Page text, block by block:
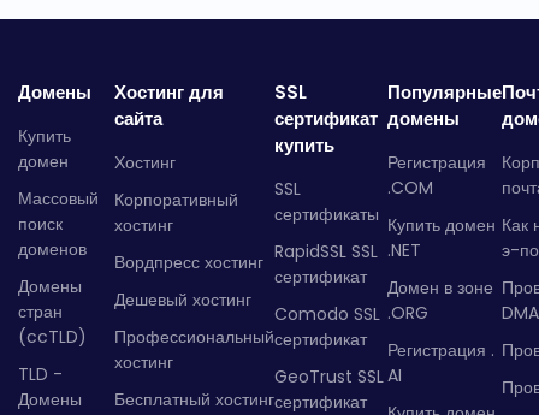
Домены
Купить
домен
Массовый
поиск
доменов
Домены
стран
(ccTLD)
TLD -
Домены
Хостинг для
сайта
Хостинг
Корпоративный
хостинг
Вордпресс хостинг
Дешевый хостинг
Профессиональный
хостинг
Бесплатный хостинг
SSL
сертификат
купить
SSL
сертификаты
RapidSSL SSL
сертификат
Comodo SSL
сертификат
GeoTrust SSL
сертификат
Популярные
домены
Регистрация
.COM
Купить домен
.NET
Домен в зоне
.ORG
Регистрация .
AI
Как
э-